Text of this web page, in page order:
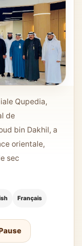
Qupedia,
de
bin Dakhil, a
orientale,
sec
Français